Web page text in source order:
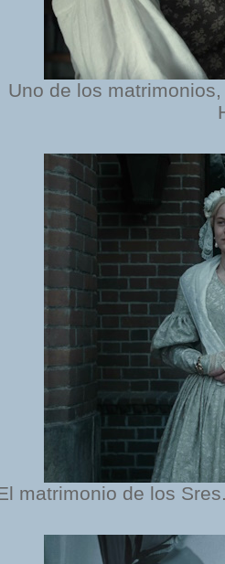
Uno de los
matrimonio de los